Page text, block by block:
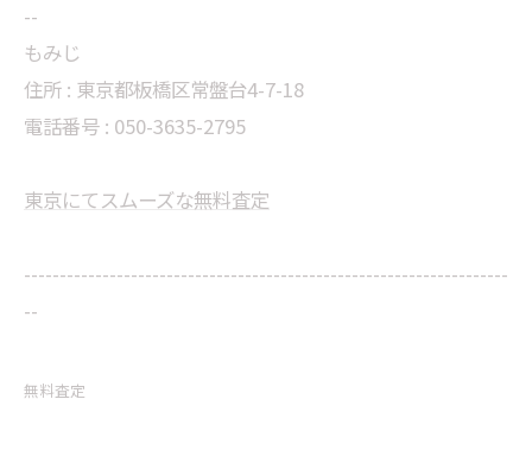
--
もみじ
住所 : 東京都板橋区常盤台4-7-18
電話番号 : 050-3635-2795
東京にてスムーズな無料査定
--------------------------------------------------------------------
--
無料査定